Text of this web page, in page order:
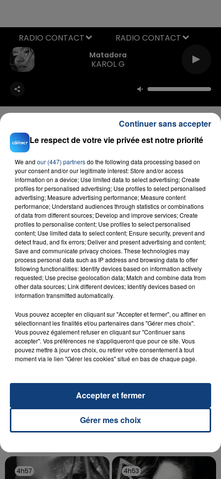
Matadora
KAROL G
RADIO CONTACT
FIL D'ACTU
23 juillet 2026
INCENDIE MORTEL À LENS : UNE FEMME ET
SON BÉBÉ ENTRE LA VIE ET LA...
Un homme s'est immolé par le feu après avoir
aspergé sa compagne et leur bébé de trois mois
UNE ADOLESCENTE DEVANT SE FAIRE
OPÉRER DE LA CHEVILLE RESSORT DE LA...
La famille a porté plainte contre la clinique qui a
reconnu sa responsabilité et présenté ses
excuses.
4h57
4h57 4h53
4h53
Le respect de votre vie privée est notre priorité
We and our (447) partnersdo the following data processing based on
your consent and/or our legitimate interest: Store and/or access
information on a device; Use limited data to select advertising; Create
profiles for personalised advertising; Use profiles to select personalised
advertising; Measure advertising performance; Measure content
performance; Understand audiences through statistics or combinations
of data from different sources; Develop and improve services; Create
profiles to personalise content; Use profiles to select personalised
content; Use limited data to select content; Ensure security, prevent and
detect fraud, and fix errors; Deliver and present advertising and content;
Save and communicate privacy choices. These technologies may
process personal data such as IP address and browsing data to offer
following functionalities: Identify devices based on information actively
requested; Use precise geolocation data; Match and combine data from
other data sources; Link different devices; Identify devices based on
information transmitted automatically.
Vous pouvez accepter en cliquant sur "Accepter et fermer", ou affiner en
sélectionnant les finalités et/ou partenaires dans "Gérer mes choix".
Vous pouvez également refuser en cliquant sur "Continuer sans
accepter". Vos préférences ne s'appliqueront que pour ce site. Vous
pouvez mettre à jour vos choix, ou retirer votre consentement à tout
moment via le lien "Gérer les cookies" situé en bas de chaque page.
Gérer mes choix
Accepter et fermer
Continuer sans accepter